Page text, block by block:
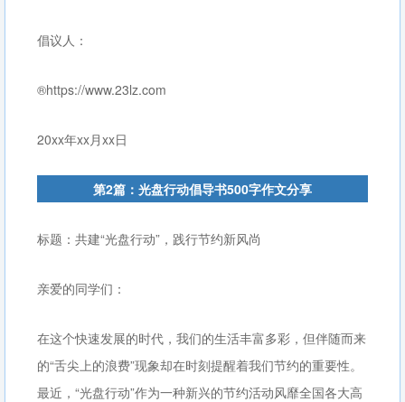
倡议人：
®https://www.23lz.com
20xx年xx月xx日
第2篇：光盘行动倡导书500字作文分享
标题：共建“光盘行动”，践行节约新风尚
亲爱的同学们：
在这个快速发展的时代，我们的生活丰富多彩，但伴随而来
的“舌尖上的浪费”现象却在时刻提醒着我们节约的重要性。
最近，“光盘行动”作为一种新兴的节约活动风靡全国各大高